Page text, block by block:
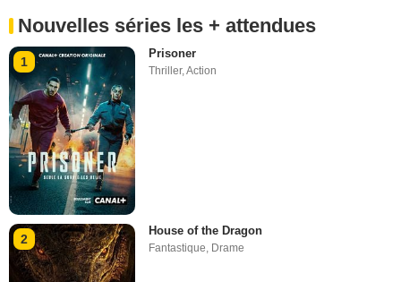
Nouvelles séries les + attendues
1
Prisoner
Thriller,Action
2
House of the Dragon
Fantastique, Drame